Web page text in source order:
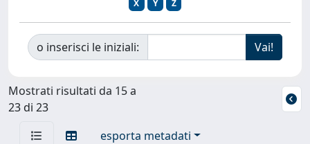
X
Y Z
o inserisci le iniziali:
Mostrati risultati da 15 a
23 di 23
esporta metadati